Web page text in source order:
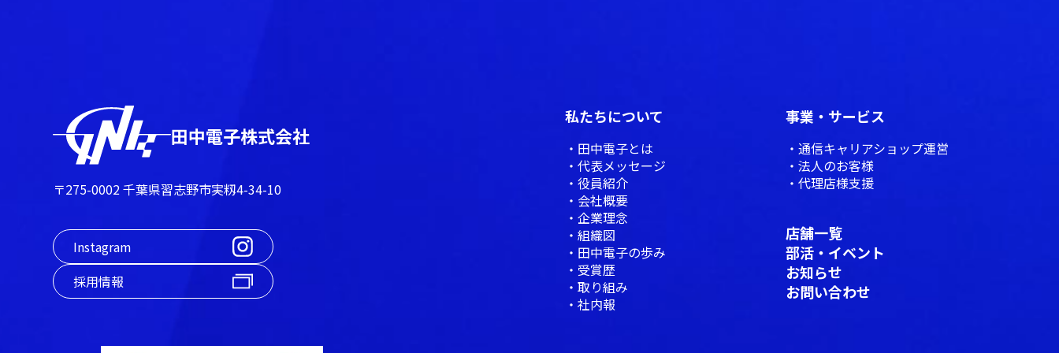
田中電子株式会社
〒275-0002 千葉県習志野市実籾4-34-10
Instagram
採用情報
私たちについて
田中電子とは
代表メッセージ
役員紹介
会社概要
企業理念
組織図
田中電子の歩み
受賞歴
取り組み
社内報
事業・サービス
通信キャリアショップ運営
法人のお客様
代理店様支援
店舗一覧
部活・イベント
お知らせ
お問い合わせ